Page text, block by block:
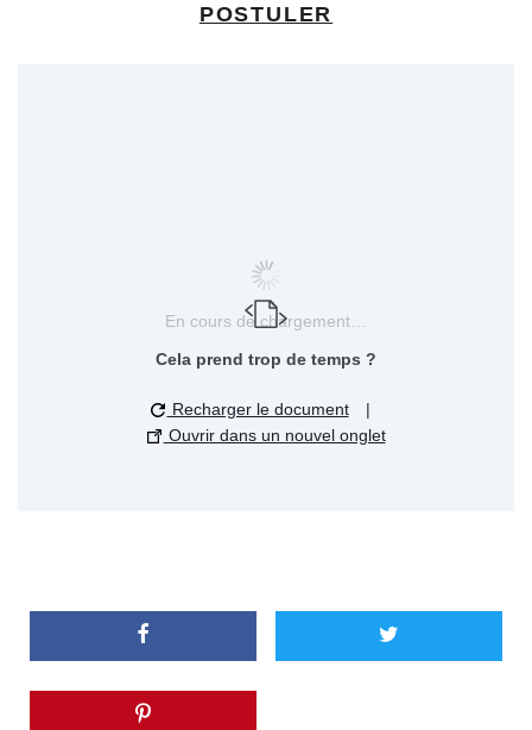
POSTULER
En cours de chargement…
Cela prend trop de temps ?
Recharger le document
|
Ouvrir dans un nouvel onglet